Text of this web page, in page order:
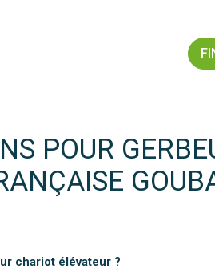
POUR
chariot élévateur ?